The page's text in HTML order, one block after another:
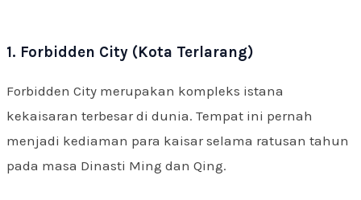
1. Forbidden City (Kota Terlarang)
Forbidden City merupakan kompleks istana
kekaisaran terbesar di dunia. Tempat ini pernah
menjadi kediaman para kaisar selama ratusan tahun
pada masa Dinasti Ming dan Qing.